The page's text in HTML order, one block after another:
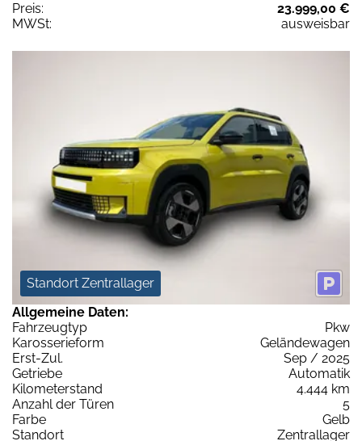
Preis:
23.999,00 €
MWSt:
ausweisbar
Standort Zentrallager
Allgemeine Daten:
Fahrzeugtyp
Pkw
Karosserieform
Geländewagen
Erst-Zul.
Sep / 2025
Getriebe
Automatik
Kilometerstand
4.444 km
Anzahl der Türen
5
Farbe
Gelb
Standort
Zentrallager